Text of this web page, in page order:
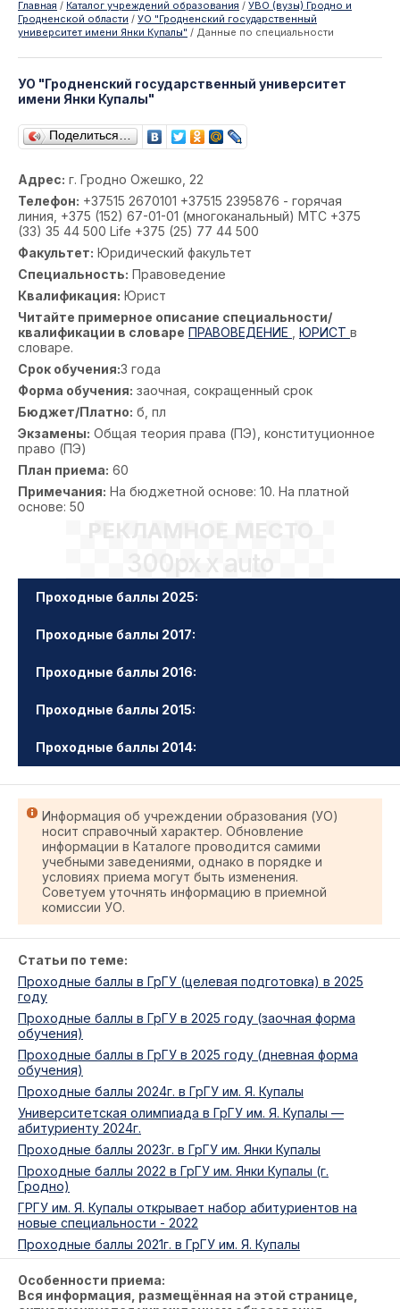
Главная / Каталог учреждений образования / УВО (вузы) Гродно и
Гродненской области / УО "Гродненский государственный
университет имени Янки Купалы" / Данные по специальности
УО "Гродненский государственный университет
имени Янки Купалы"
Поделиться…
Адрес: г. Гродно Ожешко, 22
Телефон: +37515 2670101 +37515 2395876 - горячая
линия, +375 (152) 67-01-01 (многоканальный) МТС +375
(33) 35 44 500 Life +375 (25) 77 44 500
Факультет: Юридический факультет
Специальность: Правоведение
Квалификация: Юрист
Читайте примерное описание специальности/
квалификации в словаре ПРАВОВЕДЕНИЕ ЮРИСТ в
словаре.
Срок обучения:3 года
Форма обучения: заочная, сокращенный срок
Бюджет/Платно: б, пл
Экзамены: Общая теория права (ПЭ), конституционное
право (ПЭ)
План приема: 60
Примечания: На бюджетной основе: 10. На платной
основе: 50
РЕКЛАМНОЕ МЕСТО
300px x auto
Проходные баллы 2025:
Проходные баллы 2017:
Проходные баллы 2016:
Проходные баллы 2015:
Проходные баллы 2014:
Информация об учреждении образования (УО)
носит справочный характер. Обновление
информации в Каталоге проводится самими
учебными заведениями, однако в порядке и
условиях приема могут быть изменения.
Советуем уточнять информацию в приемной
комиссии УО.
Статьи по теме:
Проходные баллы в ГрГУ (целевая подготовка) в 2025
году
Проходные баллы в ГрГУ в 2025 году (заочная форма
обучения)
Проходные баллы в ГрГУ в 2025 году (дневная форма
обучения)
Проходные баллы 2024г. в ГрГУ им. Я. Купалы
Университетская олимпиада в ГрГУ им. Я. Купалы —
абитуриенту 2024г.
Проходные баллы 2023г. в ГрГУ им. Янки Купалы
Проходные баллы 2022 в ГрГУ им. Янки Купалы (г.
Гродно)
ГРГУ им. Я. Купалы открывает набор абитуриентов на
новые специальности - 2022
Проходные баллы 2021г. в ГрГУ им. Я. Купалы
Особенности приема:
Вся информация, размещённая на этой странице,